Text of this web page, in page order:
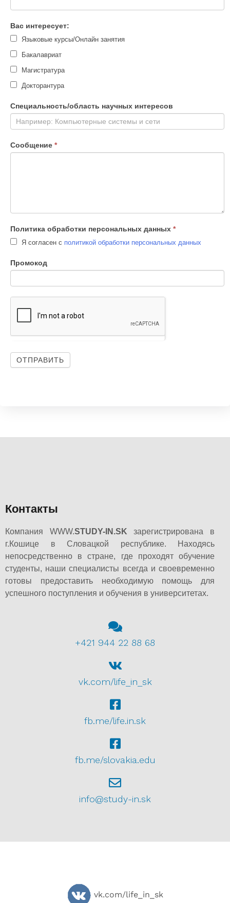
Вас интересует:
Языковые курсы/Онлайн занятия
Бакалавриат
Магистратура
Докторантура
Специальность/область научных интересов
Сообщение *
Политика обработки персональных данных *
Я согласен с политикой обработки персональных данных
Промокод
ОТПРАВИТЬ
Контакты
Компания WWW.STUDY-IN.SK зарегистрирована в
г.Кошице в Словацкой республике. Находясь
непосредственно в стране, где проходят обучение
студенты, наши специалисты всегда и своевременно
готовы предоставить необходимую помощь для
успешного поступления и обучения в университетах.
+421 944 22 88 68
vk.com/life_in_sk
fb.me/life.in.sk
fb.me/slovakia.edu
info@study-in.sk
vk.com/life_in_sk